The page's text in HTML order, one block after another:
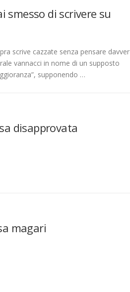
smesso di scrivere su
scrive cazzate senza pensare
vannacci in nome di un supposto
supponendo …
disapprovata
magari